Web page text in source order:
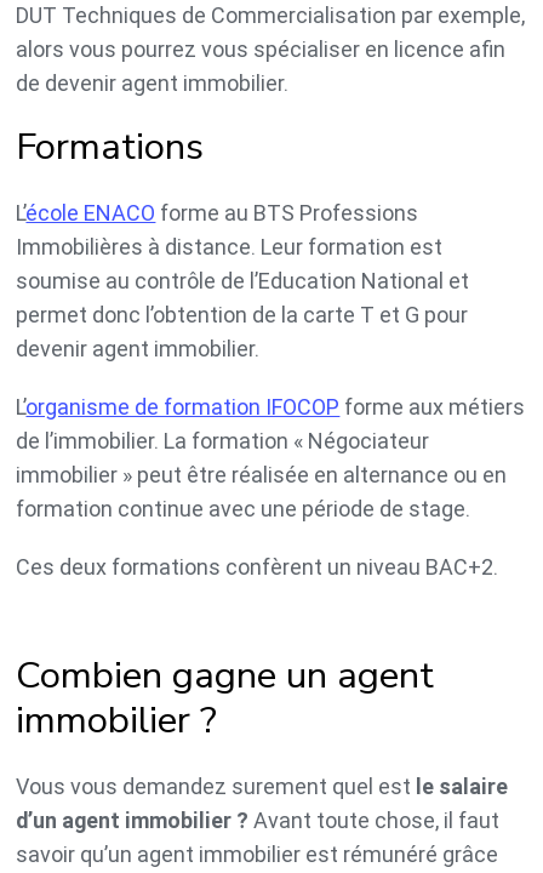
DUT Techniques de Commercialisation par exemple,
alors vous pourrez vous spécialiser en licence afin
de devenir agent immobilier.
Formations
L’école ENACO forme au BTS Professions
Immobilières à distance. Leur formation est
soumise au contrôle de l’Education National et
permet donc l’obtention de la carte T et G pour
devenir agent immobilier.
L’organisme de formation IFOCOP forme aux métiers
de l’immobilier. La formation « Négociateur
immobilier » peut être réalisée en alternance ou en
formation continue avec une période de stage.
Ces deux formations confèrent un niveau BAC+2.
Combien gagne un agent
immobilier ?
Vous vous demandez surement quel est le salaire
d’un agent immobilier ? Avant toute chose, il faut
savoir qu’un agent immobilier est rémunéré grâce